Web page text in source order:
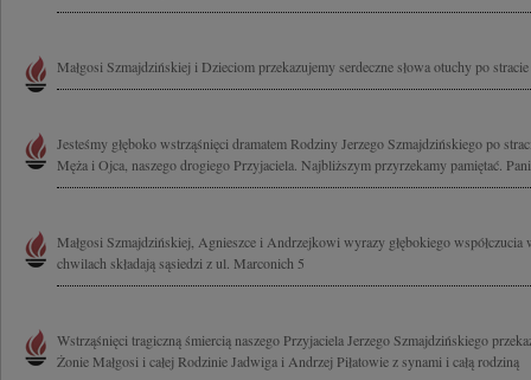
Małgosi Szmajdzińskiej i Dzieciom przekazujemy serdeczne słowa otuchy po
Jesteśmy głęboko wstrząśnięci dramatem Rodziny Jerzego Szmajdzińskiego po
Męża i Ojca, naszego drogiego Przyjaciela. Najbliższym przyrzekamy pamiętać.
Małgosi Szmajdzińskiej, Agnieszce i Andrzejkowi wyrazy głębokiego
chwilach składają sąsiedzi z ul. Marconich 5
Wstrząśnięci tragiczną śmiercią naszego Przyjaciela Jerzego Szmajdzińskiego
Żonie Małgosi i całej Rodzinie Jadwiga i Andrzej Piłatowie z synami i całą rodziną